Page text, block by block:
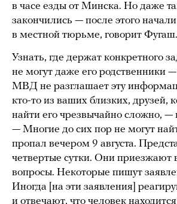
в часе езды от Минска. Но даже
закончились — после этого
в местной тюрьме, говорит Фугаш.
Узнать, где держат конкретного
не могут даже его родственники
МВД не разглашает эту
кто-то из ваших близких, друзей,
найти его чрезвычайно сложно, —
— Многие до сих пор не могут
пропал вечером 9 августа.
четвертые сутки. Они
вопросы. Некоторые пишут
Иногда [на эти заявления]
и отвечают, что человек